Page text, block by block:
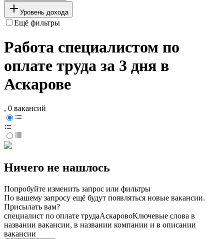
Уровень дохода
Ещё фильтры
Работа специалистом по
оплате труда за 3 дня в
Аскарове
, 0 вакансий
Ничего не нашлось
Попробуйте изменить запрос или фильтры
По вашему запросу ещё будут появляться новые вакансии.
Присылать вам?
специалист по оплате трудаАскаровоКлючевые слова в
названии вакансии, в названии компании и в описании
вакансии